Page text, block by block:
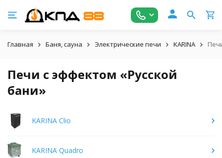
Главная Баня, сауна Электрические печи KARINA
Печи с эффектом «Русской
бани»
KARINA Clio
KARINA Quadro